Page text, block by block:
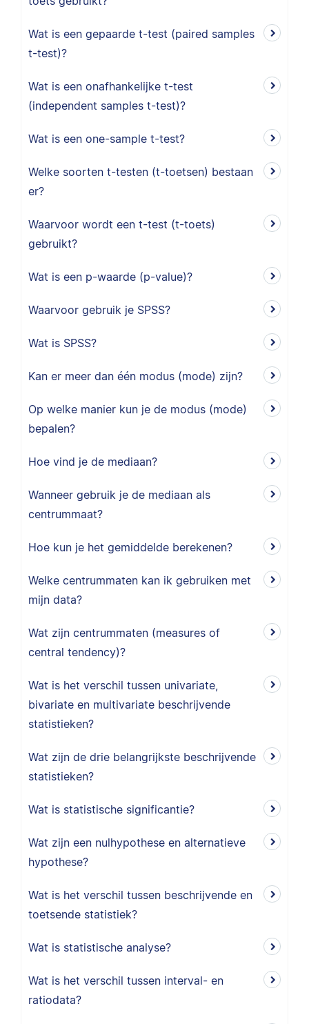
Wat is een gepaarde t-test (paired samples
t-test)?
Wat is een onafhankelijke t-test
(independent samples t-test)?
Wat is een one-sample t-test?
Welke soorten t-testen (t-toetsen) bestaan
er?
Waarvoor wordt een t-test (t-toets)
gebruikt?
Wat is een p-waarde (p-value)?
Waarvoor gebruik je SPSS?
Wat is SPSS?
Kan er meer dan één modus (mode) zijn?
Op welke manier kun je de modus (mode)
bepalen?
Hoe vind je de mediaan?
Wanneer gebruik je de mediaan als
centrummaat?
Hoe kun je het gemiddelde berekenen?
Welke centrummaten kan ik gebruiken met
mijn data?
Wat zijn centrummaten (measures of
central tendency)?
Wat is het verschil tussen univariate,
bivariate en multivariate beschrijvende
statistieken?
Wat zijn de drie belangrijkste beschrijvende
statistieken?
Wat is statistische significantie?
Wat zijn een nulhypothese en alternatieve
hypothese?
Wat is het verschil tussen beschrijvende en
toetsende statistiek?
Wat is statistische analyse?
Wat is het verschil tussen interval- en
ratiodata?